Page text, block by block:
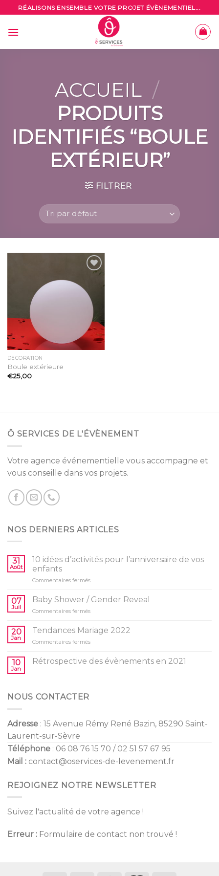
to
content
RÉALISONS ENSEMBLE VOTRE PROJET ÉVÈNEMENTIEL...
ACCUEIL /
PRODUITS
IDENTIFIÉS “BOULE
EXTÉRIEUR”
FILTRER
Ajouter
à la
liste
d’envies
DÉCORATION
Boule extérieure
€25,00
Ô SERVICES DE L'ÉVÈNEMENT
Votre agence événementielle vous accompagne et
vous conseille dans vos projets.
NOS DERNIERS ARTICLES
31
Août
10 idées d’activités pour l’anniversaire de vos
enfants
Commentaires ferméssur
idées
pour
de
07
Juil
Baby Shower / Gender Reveal
Commentaires ferméssur
Shower
Gender
20
Jan
Tendances Mariage 2022
Commentaires ferméssur
Mariage
10
Jan
Rétrospective des évènements en 2021
NOUS CONTACTER
Adresse : 15 Avenue Rémy René Bazin, 85290 Saint-
Laurent-sur-Sèvre
Téléphone : 06 08 76 15 70 / 02 51 57 67 95
Mail : contact@oservices-de-levenement.fr
REJOIGNEZ NOTRE NEWSLETTER
Suivez l'actualité de votre agence !
Erreur : Formulaire de contact non trouvé !